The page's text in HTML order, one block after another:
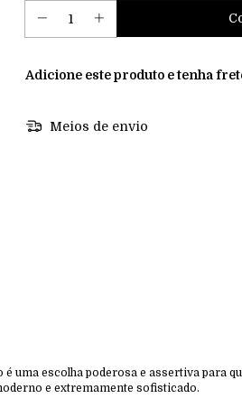
Adicione este produto etenha
Meios de envio
uma escolha poderosa e assertiva para
e extremamente sofisticado.